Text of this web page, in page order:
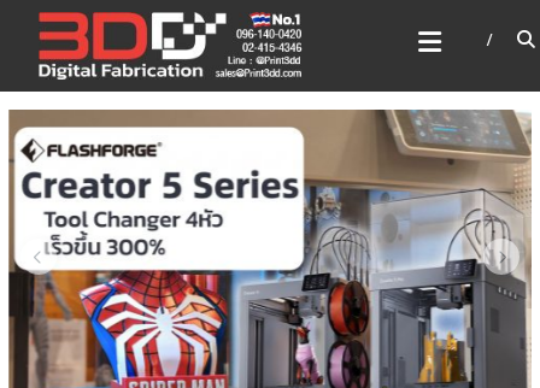
content
3DD DIGITAL FABRICATION
เครื่องพิมพ์3มิติ สแกนเนอร์
เลเซอร์
3DD Digital Fabrication 3D Printer | 3D Scanner |
Laser